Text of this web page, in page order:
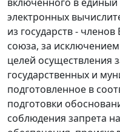
включенного в
электронных
из государств -
союза, за
целей осуществления
государственных и
подготовленное в
подготовки
соблюдения запрета